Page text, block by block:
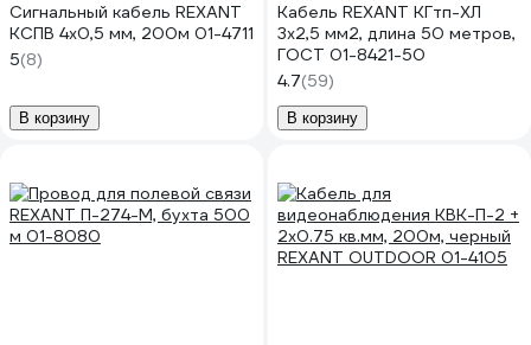
Сигнальный кабель REXANT
КСПВ 4х0,5 мм, 200м 01-4711
5(8)
В корзину
Кабель REXANT КГтп-ХЛ
3х2,5 мм2, длина 50 метров,
ГОСТ 01-8421-50
4.7(59)
В корзину